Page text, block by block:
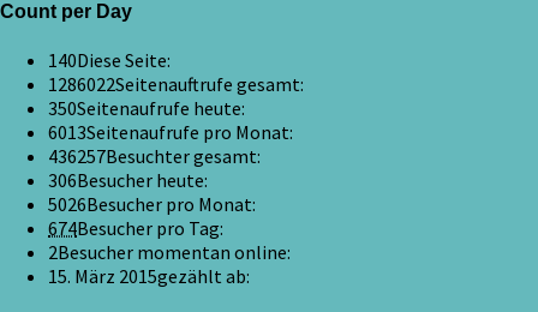
Count per Day
140Diese Seite:
1286022Seitenauftrufe gesamt:
350Seitenaufrufe heute:
6013Seitenaufrufe pro Monat:
436257Besuchter gesamt:
306Besucher heute:
5026Besucher pro Monat:
674Besucher pro Tag:
2Besucher momentan online:
15. März 2015gezählt ab: